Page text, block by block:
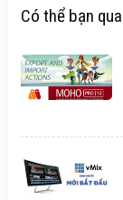
Có thể bạn